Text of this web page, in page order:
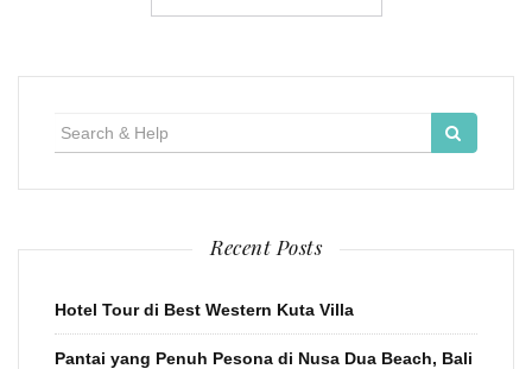
Recent Posts
Hotel Tour di Best Western Kuta Villa
Pantai yang Penuh Pesona di Nusa Dua Beach, Bali